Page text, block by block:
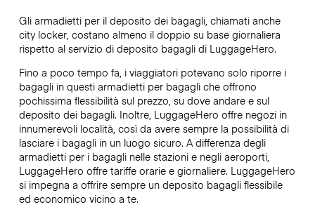
Gli armadietti per il deposito dei bagagli, chiamati anche
city locker, costano almeno il doppio su base giornaliera
rispetto al servizio di deposito bagagli di LuggageHero.
Fino a poco tempo fa, i viaggiatori potevano solo riporre i
bagagli in questi armadietti per bagagli che offrono
pochissima flessibilità sul prezzo, su dove andare e sul
deposito dei bagagli. Inoltre, LuggageHero offre negozi in
innumerevoli località, così da avere sempre la possibilità di
lasciare i bagagli in un luogo sicuro. A differenza degli
armadietti per i bagagli nelle stazioni e negli aeroporti,
LuggageHero offre tariffe orarie e giornaliere. LuggageHero
si impegna a offrire sempre un deposito bagagli flessibile
ed economico vicino a te.